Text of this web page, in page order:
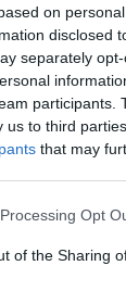
on
disclosed
separately
participants.
us to third
that may
Opt
of the Sharing